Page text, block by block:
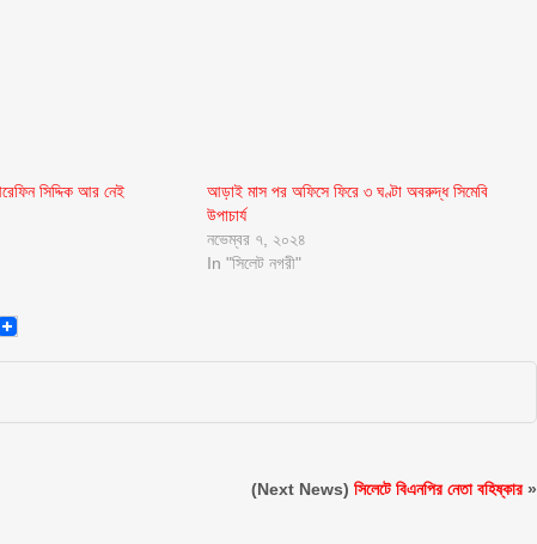
সিদ্দিক আর নেই
আড়াই মাস পর অফিসে ফিরে ৩ ঘণ্টা অবরুদ্ধ সিমেবি
উপাচার্য
নভেম্বর ৭, ২০২৪
In "সিলেট নগরী"
(Next News)সিলেটে বিএনপির নেতা বহিষ্কার»